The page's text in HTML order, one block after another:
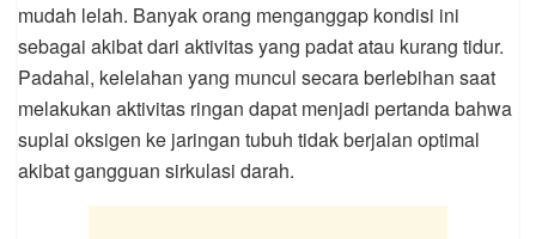
mudah lelah. Banyak orang menganggap kondisi ini
sebagai akibat dari aktivitas yang padat atau kurang tidur.
Padahal, kelelahan yang muncul secara berlebihan saat
melakukan aktivitas ringan dapat menjadi pertanda bahwa
suplai oksigen ke jaringan tubuh tidak berjalan optimal
akibat gangguan sirkulasi darah.